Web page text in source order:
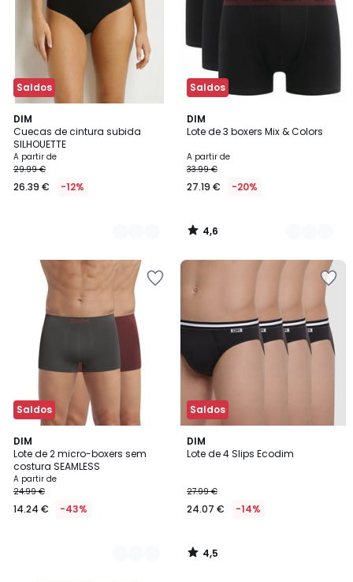
Saldos
DIM
Cuecas de cintura subida
SILHOUETTE
A partir de
29.99 €
26.39 € -12%
2
Cores
Saldos
DIM
Lote de 3 boxers Mix & Colors
A partir de
33.99 €
27.19 € -20%
4,6
/ 5
3
Cores
4,6
/
Saldos
DIM
Lote de 2 micro-boxers sem
costura SEAMLESS
A partir de
24.99 €
14.24 € -43%
2
Cores
Saldos
DIM
Lote de 4 Slips Ecodim
27.99 €
24.07 € -14%
4,5
/ 5
4,5
/